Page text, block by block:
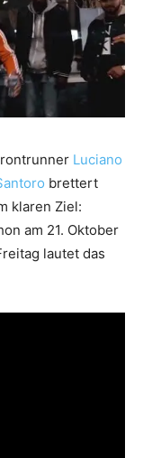
Luciano
brettert
klaren Ziel:
am 21. Oktober
lautet das